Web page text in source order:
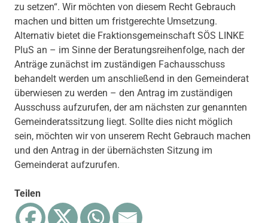
zu setzen“. Wir möchten von diesem Recht Gebrauch
machen und bitten um fristgerechte Umsetzung.
Alternativ bietet die Fraktionsgemeinschaft SÖS LINKE
PluS an – im Sinne der Beratungsreihenfolge, nach der
Anträge zunächst im zuständigen Fachausschuss
behandelt werden um anschließend in den Gemeinderat
überwiesen zu werden – den Antrag im zuständigen
Ausschuss aufzurufen, der am nächsten zur genannten
Gemeinderatssitzung liegt. Sollte dies nicht möglich
sein, möchten wir von unserem Recht Gebrauch machen
und den Antrag in der übernächsten Sitzung im
Gemeinderat aufzurufen.
Teilen